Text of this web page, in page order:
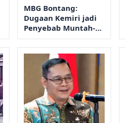
MBG Bontang:
Dugaan Kemiri jadi
Penyebab Muntah-
Diare, Hasil Lab
Ditunggu